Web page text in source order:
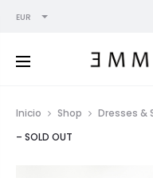
EUR
Inicio Shop Dresses &
– SOLD OUT